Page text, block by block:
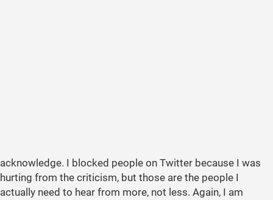
acknowledge. I blocked people on Twitter because I was
hurting from the criticism, but those are the people I
actually need to hear from more, not less. Again, I am